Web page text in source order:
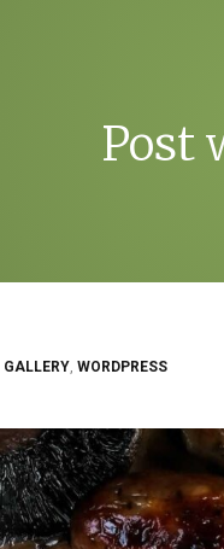
Post
GALLERY, WORDPRESS